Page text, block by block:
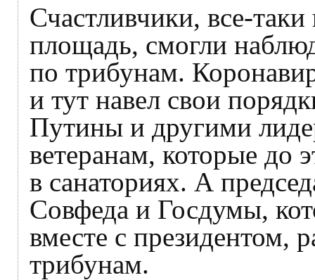
Счастливчики, все-
площадь, смогли
по трибунам.
и тут навел свои
Путины и другими
ветеранам, которые до
в санаториях. А
Совфеда и Госдумы,
вместе с президентом,
трибунам.